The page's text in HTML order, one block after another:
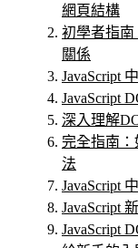
網頁結構
初學者指南
關係
JavaScript
JavaScript
深入理解
完全指南：
法
JavaScript
JavaScript
JavaScript